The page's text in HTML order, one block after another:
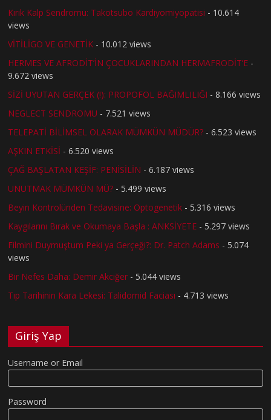
Kırık Kalp Sendromu: Takotsubo Kardiyomiyopatisi - 10.614
views
VİTİLİGO VE GENETİK - 10.012 views
HERMES VE AFRODİT’İN ÇOCUKLARINDAN HERMAFRODİT’E -
9.672 views
SİZİ UYUTAN GERÇEK (!): PROPOFOL BAĞIMLILIĞI - 8.166 views
NEGLECT SENDROMU - 7.521 views
TELEPATİ BİLİMSEL OLARAK MÜMKÜN MÜDÜR? - 6.523 views
AŞKIN ETKİSİ - 6.520 views
ÇAĞ BAŞLATAN KEŞİF: PENİSİLİN - 6.187 views
UNUTMAK MÜMKÜN MÜ? - 5.499 views
Beyin Kontrolünden Tedavisine: Optogenetik - 5.316 views
Kaygılarını Bırak ve Okumaya Başla : ANKSİYETE - 5.297 views
Filmini Duymuştum Peki ya Gerçeği?: Dr. Patch Adams - 5.074
views
Bir Nefes Daha: Demir Akciğer - 5.044 views
Tıp Tarihinin Kara Lekesi: Talidomid Faciası - 4.713 views
Giriş Yap
Username or Email
Password